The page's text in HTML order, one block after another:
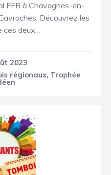
FFB à Chavagnes-en-
Découvrez les
ces deux…
2023
régionaux, Trophée